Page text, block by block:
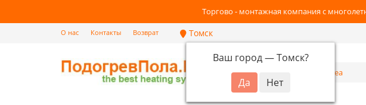
Торгово - монтажная компания с
О нас Контакты Возврат Томск
Ваш город —Томск?
Каталог